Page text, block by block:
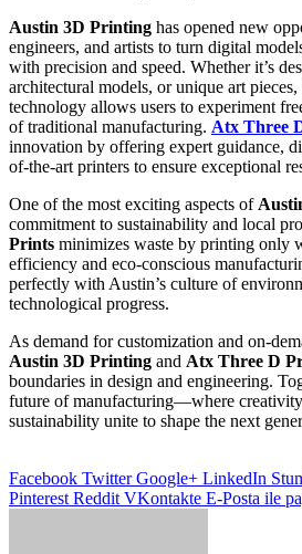
Austin 3D Printing has opened new
engineers, and artists to turn digital
with precision and speed. Whether it’s
architectural models, or unique art
technology allows users to experiment
of traditional manufacturing. Atx Three
innovation by offering expert guidance,
of-the-art printers to ensure exceptional
One of the most exciting aspects of
commitment to sustainability and local
Prints minimizes waste by printing only
efficiency and eco-conscious
perfectly with Austin’s culture of
technological progress.
As demand for customization and on-
Austin 3D Printing and Atx Three D
boundaries in design and engineering.
future of manufacturing—where
sustainability unite to shape the next
Facebook Twitter Google+ LinkedIn
Pinterest Reddit VKontakte E-Posta ile